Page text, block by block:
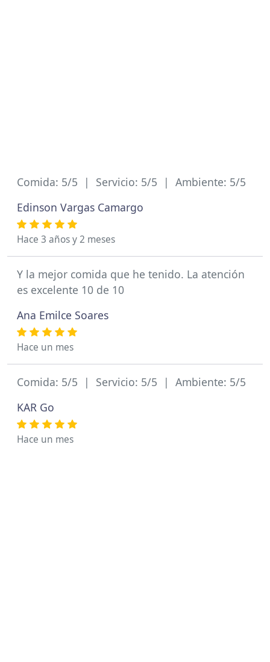
Comida: 5/5 | Servicio: 5/5 | Ambiente: 5/5
Edinson Vargas Camargo
Hace 3 años y 2 meses
Y la mejor comida que he tenido. La atención
es excelente 10 de 10
Ana Emilce Soares
Hace un mes
Comida: 5/5 | Servicio: 5/5 | Ambiente: 5/5
KAR Go
Hace un mes